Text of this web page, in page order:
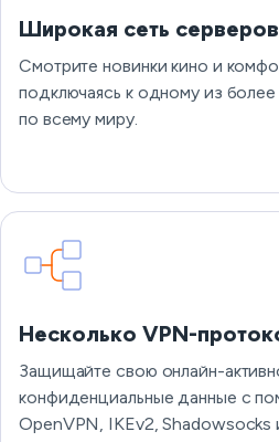
Широкая сеть серверов
Смотрите новинки кино и
подключаясь к одному из
по всему миру.
Несколько VPN-
Защищайте свою онлайн-
конфиденциальные данные с
OpenVPN, IKEv2, Shadowsocks